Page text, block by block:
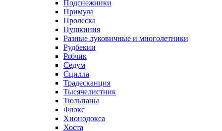
Подснежники
Примула
Пролеска
Пушкиния
Разные луковичные и многолетники
Рудбекии
Рябчик
Седум
Сцилла
Традесканция
Тысячелистник
Тюльпаны
Флокс
Хионодокса
Хоста